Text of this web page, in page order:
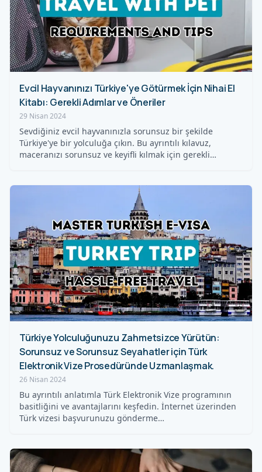
Evcil Hayvanınızı Türkiye'ye Götürmek İçin Nihai El
Kitabı: Gerekli Adımlar ve Öneriler
29 Nisan 2024
Sevdiğiniz evcil hayvanınızla sorunsuz bir şekilde
Türkiye'ye bir yolculuğa çıkın. Bu ayrıntılı kılavuz,
maceranızı sorunsuz ve keyifli kılmak için gerekli…
Türkiye Yolculuğunuzu Zahmetsizce Yürütün:
Sorunsuz ve Sorunsuz Seyahatler için Türk
Elektronik Vize Prosedüründe Uzmanlaşmak.
26 Nisan 2024
Bu ayrıntılı anlatımla Türk Elektronik Vize programının
basitliğini ve avantajlarını keşfedin. İnternet üzerinden
Türk vizesi başvurunuzu gönderme…